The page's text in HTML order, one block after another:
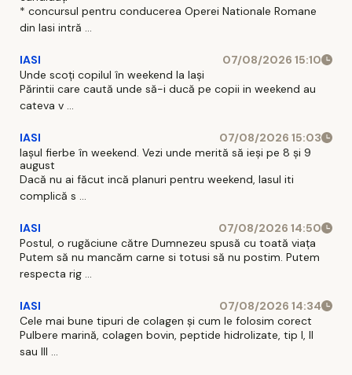
* concursul pentru conducerea Operei Nationale Romane
din Iasi intră ...
IASI
07/08/2026 15:10
Unde scoți copilul în weekend la Iași
Părintii care caută unde să-i ducă pe copii in weekend au
cateva v ...
IASI
07/08/2026 15:03
Iașul fierbe în weekend. Vezi unde merită să ieși pe 8 și 9
august
Dacă nu ai făcut incă planuri pentru weekend, Iasul iti
complică s ...
IASI
07/08/2026 14:50
Postul, o rugăciune către Dumnezeu spusă cu toată viața
Putem să nu mancăm carne si totusi să nu postim. Putem
respecta rig ...
IASI
07/08/2026 14:34
Cele mai bune tipuri de colagen și cum le folosim corect
Pulbere marină, colagen bovin, peptide hidrolizate, tip I, II
sau III ...